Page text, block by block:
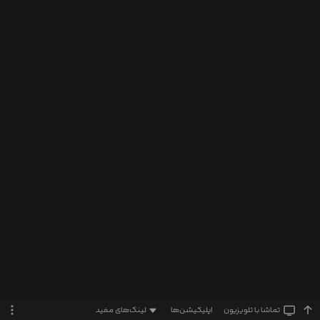
تماشا‌ با تلویزیون اپلیکیشن‌ها لینک‌های مفید